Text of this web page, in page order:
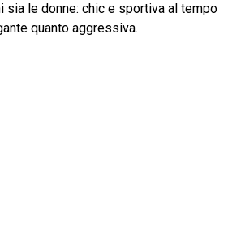
sia le donne: chic e sportiva al tempo
quanto aggressiva.